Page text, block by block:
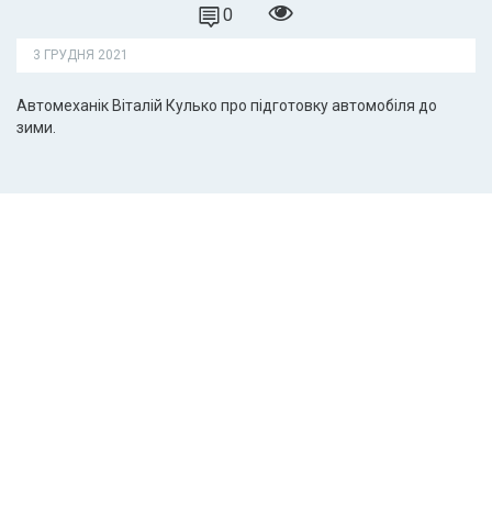
0
3 ГРУДНЯ 2021
Автомеханік Віталій Кулько про підготовку автомобіля до
зими.